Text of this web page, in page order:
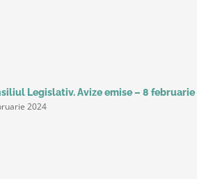
Legislativ. Avize emise – 8 februarie
2024